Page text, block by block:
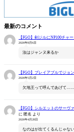
最新のコメント
【FGO】剣ジルにNP100チャ
2026年8月6日
汝はジャンヌ来るか
【FGO】プレイアブルでジョ
2026年5月2日
欠地王って呼んであげて……
【FGO】シルエットのサー
に匿名 より
2026年4月28日
なのはが出てくるんじゃな